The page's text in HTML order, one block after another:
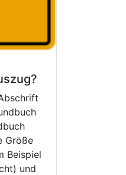
Größe
Beispiel
und